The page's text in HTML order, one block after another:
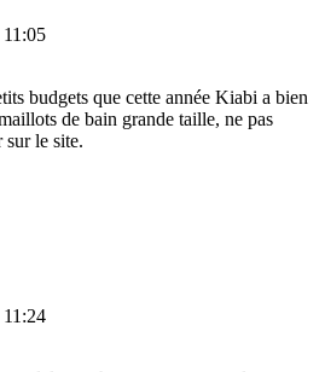
11:05
budgets que cette année Kiabi a bien
de bain grande taille, ne pas
sur le site.
11:24